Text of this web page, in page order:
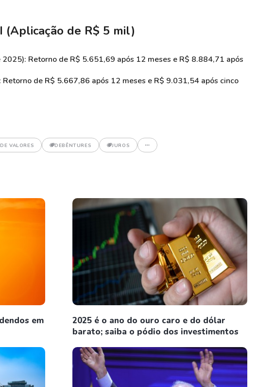
(Aplicação de R$ 5 mil)
Retorno de R$ 5.651,69 após 12 meses e R$ 8.884,71 após
de R$ 5.667,86 após 12 meses e R$ 9.031,54 após cinco
VALORES DEBÊNTURES JUROS
em
2025 é o ano do ouro caro e do dólar
barato; saiba o pódio dos investimentos